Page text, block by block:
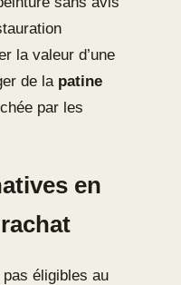
la valeur d’une
de la patine
par les
en
éligibles au